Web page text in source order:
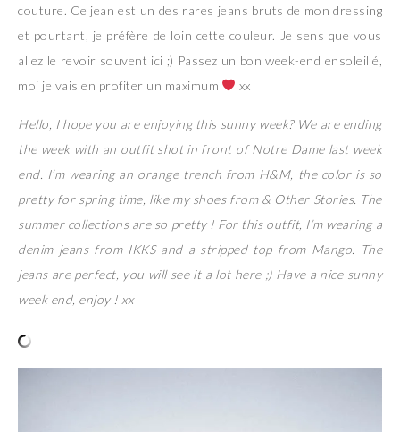
couture. Ce jean est un des rares jeans bruts de mon dressing
et pourtant, je préfère de loin cette couleur. Je sens que vous
allez le revoir souvent ici ;) Passez un bon week-end ensoleillé,
moi je vais en profiter un maximum
xx
Hello, I hope you are enjoying this sunny week? We are ending
the week with an outfit shot in front of Notre Dame last week
end. I’m wearing an orange trench from H&M, the color is so
pretty for spring time, like my shoes from & Other Stories. The
summer collections are so pretty ! For this outfit, I’m wearing a
denim jeans from IKKS and a stripped top from Mango. The
jeans are perfect, you will see it a lot here ;) Have a nice sunny
week end, enjoy ! xx